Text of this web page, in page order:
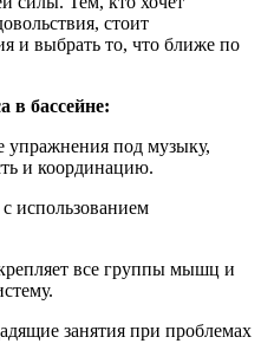
стоит
и выбрать то, что ближе по
бассейне:
упражнения под музыку,
и координацию.
использованием
все группы мышц и
занятия при проблемах